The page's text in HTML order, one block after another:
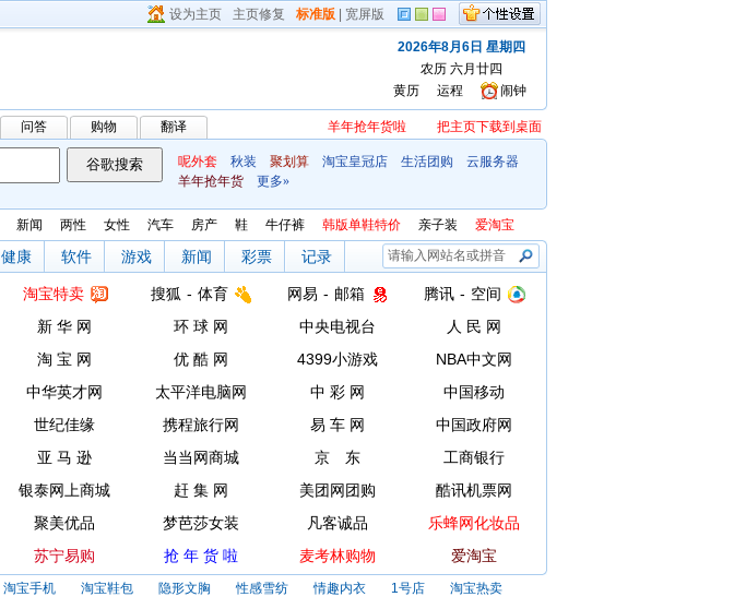
设为主页 主页修复 标准版 宽屏版
2026年8月6日 星期四
农历 六月廿四
黄历
运程 闹钟
把主页下载到桌面
羊年抢年货啦
问答 购物 翻译
呢外套 秋装 聚划算 淘宝皇冠店 生活团购
云服务器
羊年抢年货
更多»
新闻 两性 女性 汽车 房产 鞋 牛仔裤 韩版单鞋特价 亲子装 爱淘宝
健康 软件 游戏 新闻 彩票 记录
淘宝特卖 搜狐 - 体育 网易 - 邮箱 腾讯 - 空间
新 华 网 环 球 网 中央电视台
人 民 网
淘 宝 网 优 酷 网 4399小游戏
NBA中文网
中华英才网 太平洋电脑网 中 彩 网
中国移动
世纪佳缘 携程旅行网 易 车 网
中国政府网
亚 马 逊 当当网商城 京 东
工商银行
银泰网上商城 赶 集 网 美团网团购
酷讯机票网
聚美优品 梦芭莎女装 凡客诚品
乐蜂网化妆品
苏宁易购 抢 年 货 啦 麦考林购物 爱淘宝
淘宝手机 淘宝鞋包 隐形文胸 性感雪纺 情趣内衣 1号店 淘宝热卖